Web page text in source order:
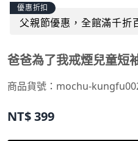
優惠折扣
父親節優惠，全館滿千折
爸爸為了我戒煙兒童短
商品貨號： mochu-
NT$399